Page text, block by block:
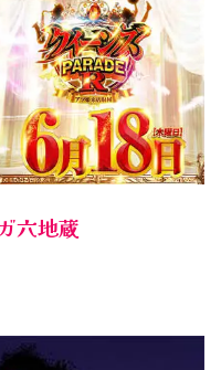
六地蔵